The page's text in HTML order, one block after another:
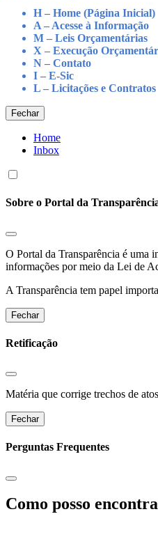
H – Home (Página Inicial)
A – Acesse à Informação
M – Leis Orçamentárias
X – Execução
N – Contato
I – E-Sic
L – Licitações e Contratos
Fechar
Home
Inbox
Sobre o Portal da
O Portal da Transparência é uma
informações por meio da Lei de
A Transparência tem papel
Fechar
Retificação
Matéria que corrige trechos de
Fechar
Perguntas Frequentes
Como posso